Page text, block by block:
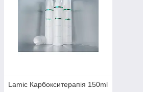
Lamic Карбокситерапія 150ml